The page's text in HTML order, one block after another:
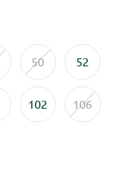
50 52
102 106